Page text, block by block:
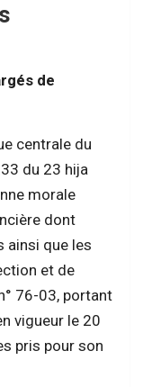
de
centrale du
du 23 hija
morale
dont
ainsi que les
et de
76-03, portant
vigueur le 20
pris pour son